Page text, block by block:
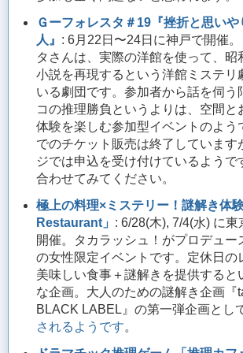
Ｇーフォレスタ＃19『挫折と思いや
人』 : 6月22日〜24日に神戸で開催
タさんは、実際の洋館を使って、昭
小説を再現するという洋館ミステリ
いる劇団です。参加者から話を伺う
コの推理勝負というよりは、空間と
体験を楽しむ参加型イベントのよう
でのチケット販売は終了しています
ジでは申込を受け付けているようで
合わせてみてください。
極上の料理×ミステリー！謎解き体
Restaurant」 : 6/28(木), 7/4(水) に
開催。タカラッシュ！がプロデュー
の女性限定イベントです。定休日の
美味しい食事＋謎解きを提供すると
な企画。大人のための謎解き企画『
BLACK LABEL』の第一弾企画とし
されるようです。